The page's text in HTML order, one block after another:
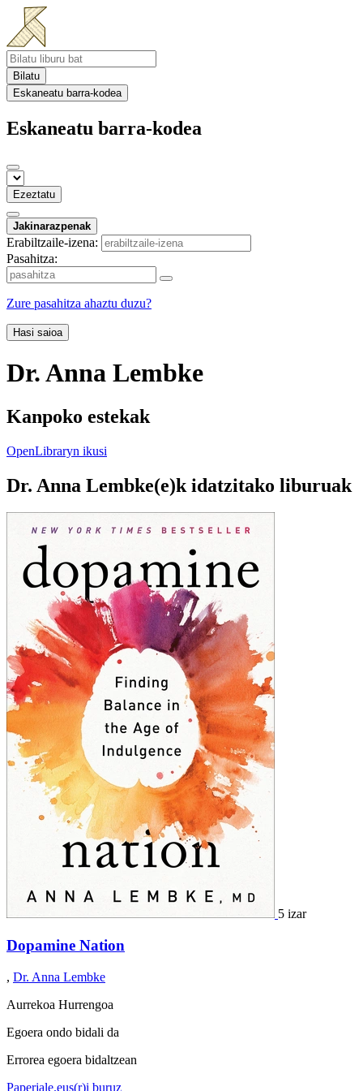
Bilatu
Eskaneatu barra-kodea
Eskaneatu barra-kodea
Ezeztatu
Jakinarazpenak
Erabiltzaile-izena:
Pasahitza:
Zure pasahitza ahaztu duzu?
Hasi saioa
Dr. Anna Lembke
Kanpoko estekak
OpenLibraryn ikusi
Dr. Anna Lembke(e)k idatzitako liburuak
5 izar
Dopamine Nation
, Dr. Anna Lembke
Aurrekoa Hurrengoa
Egoera ondo bidali da
Errorea egoera bidaltzean
Paperjale.eus(r)i buruz